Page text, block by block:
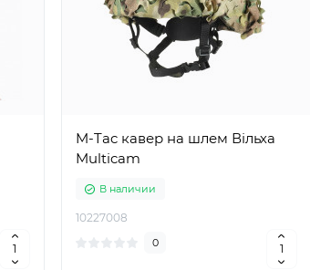
M-Tac кавер на шлем Вільха
Multicam
В наличии
10227008
0